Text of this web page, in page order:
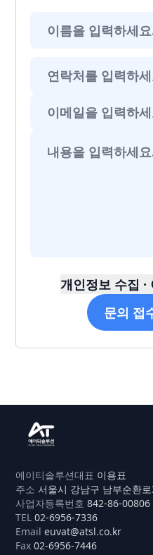
개인정보 수집
문의 접
AT Solution
에이티솔루션대표 이용표
주소 서울시 강남구 남부순환
사업자등록번호 842-86-00806
TEL 02-6956-7336
Email euvat@atsl.co.kr
Fax 02-6956-7446